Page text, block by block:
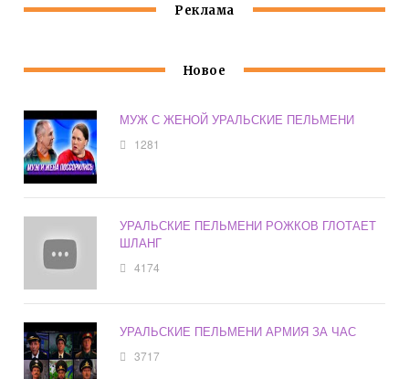
Реклама
Новое
МУЖ С ЖЕНОЙ УРАЛЬСКИЕ ПЕЛЬМЕНИ
1281
УРАЛЬСКИЕ ПЕЛЬМЕНИ РОЖКОВ ГЛОТАЕТ
ШЛАНГ
4174
УРАЛЬСКИЕ ПЕЛЬМЕНИ АРМИЯ ЗА ЧАС
3717